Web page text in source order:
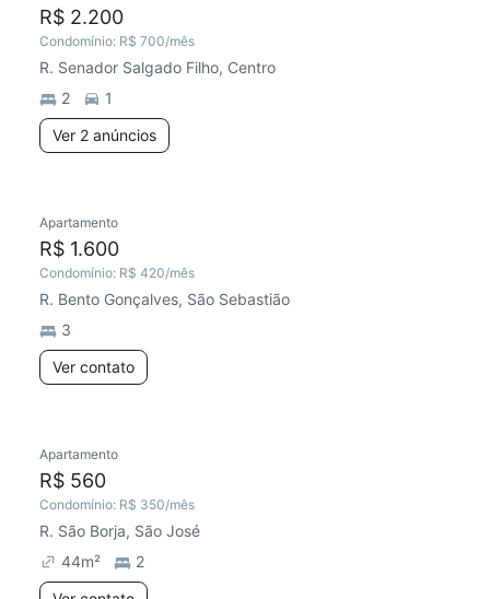
R$ 2.200
Condomínio: R$ 700/mês
R. Senador Salgado Filho, Centro
2
1
Ver 2 anúncios
Apartamento
R$ 1.600
Condomínio: R$ 420/mês
R. Bento Gonçalves, São Sebastião
3
Ver contato
Apartamento
R$ 560
Condomínio: R$ 350/mês
R. São Borja, São José
44m²
2